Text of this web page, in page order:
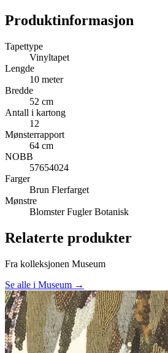
Produktinformasjon
Tapettype
Vinyltapet
Lengde
10 meter
Bredde
52 cm
Antall i kartong
12
Mønsterrapport
64 cm
NOBB
57654024
Farger
Brun Flerfarget
Mønstre
BlomsterFuglerBotanisk
Relaterte produkter
Fra kolleksjonen Museum
Se alle i Museum →